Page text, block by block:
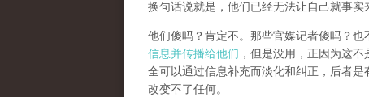
换句话说就是，他们已经无法让自己就事实
他们傻吗？肯定不。那些官媒记者傻吗？也
信息并传播给他们 ，但是没用，正因为这
全可以通过信息补充而淡化和纠正，后者
改变不了任何。